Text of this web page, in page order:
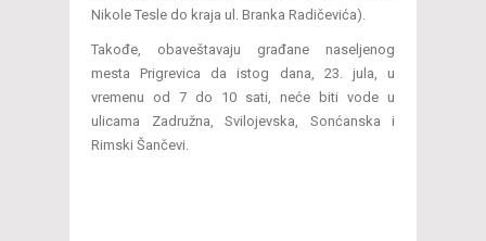
Nikole Tesle do kraja ul. Branka Radičevića).
Takođe, obaveštavaju građane naseljenog
mesta Prigrevica da istog dana, 23. jula, u
vremenu od 7 do 10 sati, neće biti vode u
ulicama Zadružna, Svilojevska, Sonćanska i
Rimski Šančevi.